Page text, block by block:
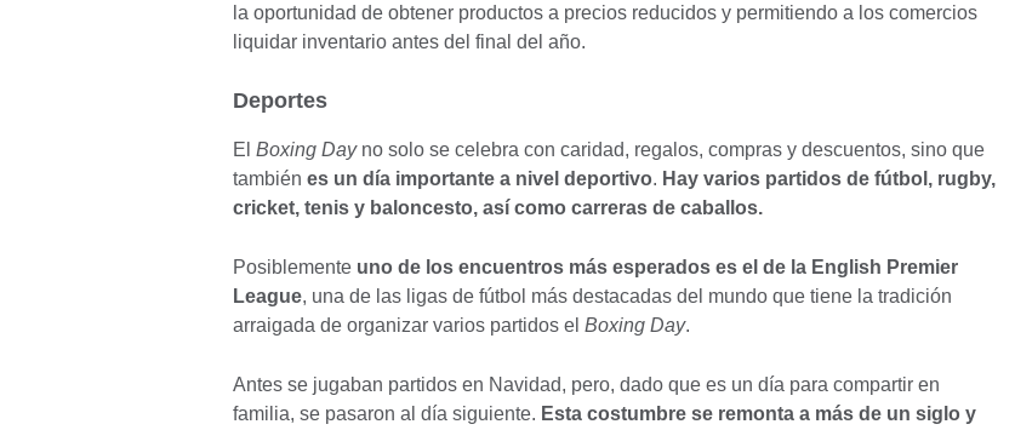
la oportunidad de obtener productos a precios reducidos y permitiendo a los comercios
liquidar inventario antes del final del año.
Deportes
El Boxing Day no solo se celebra con caridad, regalos, compras y descuentos, sino que
también es un día importante a nivel deportivo. Hay varios partidos de fútbol, rugby,
cricket, tenis y baloncesto, así como carreras de caballos.
Posiblemente uno de los encuentros más esperados es el de la English Premier
League, una de las ligas de fútbol más destacadas del mundo que tiene la tradición
arraigada de organizar varios partidos el Boxing Day.
Antes se jugaban partidos en Navidad, pero, dado que es un día para compartir en
familia, se pasaron al día siguiente. Esta costumbre se remonta a más de un siglo y